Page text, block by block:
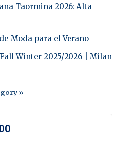
Taormina 2026: Alta
Moda para el Verano
Winter 2025/2026 | Milan
»